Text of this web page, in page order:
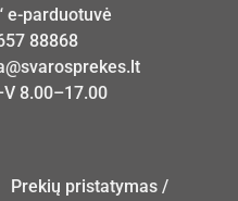
e-parduotuvė
88868
8.00–17.00
Prekių pristatymas /